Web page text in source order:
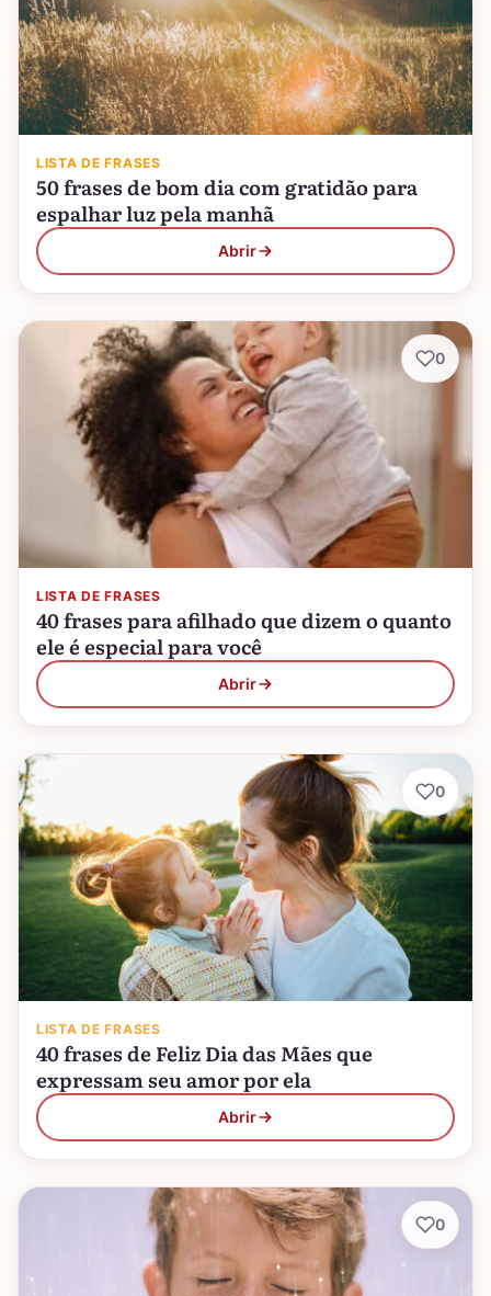
LISTA DE FRASES
50 frases de bom dia com gratidão para
espalhar luz pela manhã
Abrir
LISTA DE FRASES
40 frases para afilhado que dizem o quanto
ele é especial para você
Abrir
0
LISTA DE FRASES
40 frases de Feliz Dia das Mães que
expressam seu amor por ela
Abrir
0
0